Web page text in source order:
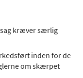
kræver særlig
inden for de
om skærpet